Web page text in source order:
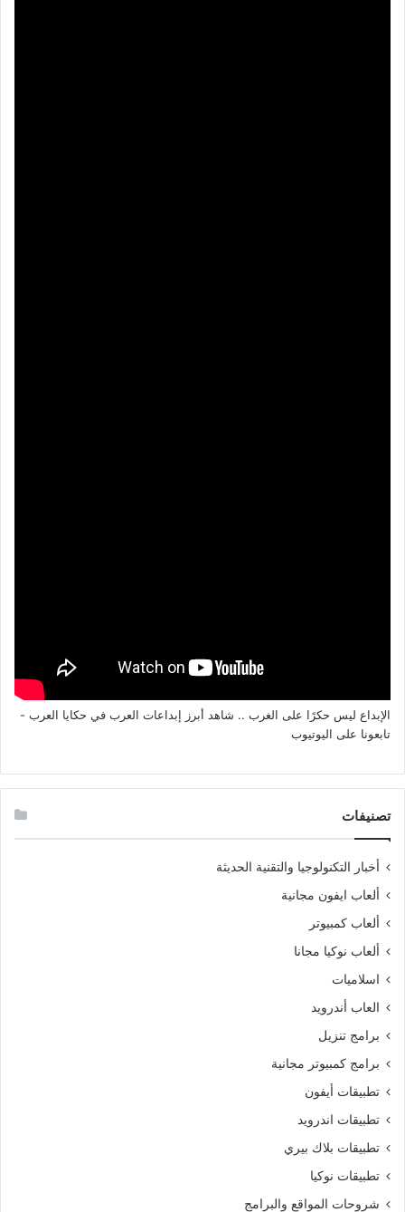
الإبداع ليس حكرًا على الغرب .. شاهد أبرز إبداعات العرب في حكايا العرب -
تابعونا على اليوتيوب
تصنيفات
أخبار التكنولوجيا والتقنية الحديثة
ألعاب ايفون مجانية
ألعاب كمبيوتر
ألعاب نوكيا مجانا
اسلاميات
العاب أندرويد
برامج تنزيل
برامج كمبيوتر مجانية
تطبيقات أيفون
تطبيقات اندرويد
تطبيقات بلاك بيري
تطبيقات نوكيا
شروحات المواقع والبرامج